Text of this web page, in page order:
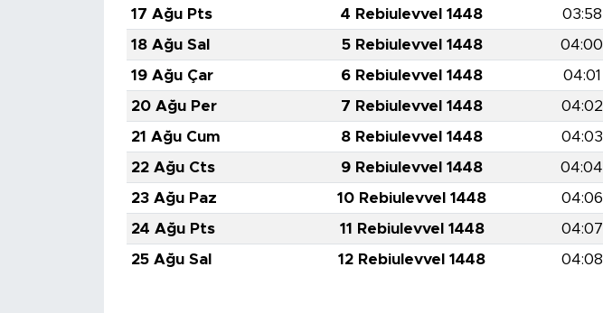
17 Ağu Pts
4 Rebiulevvel 1448 03:58
18 Ağu Sal
5 Rebiulevvel 1448 04:00
19 Ağu Çar
6 Rebiulevvel 1448 04:01
20 Ağu Per
7 Rebiulevvel 1448 04:02
21 Ağu Cum
8 Rebiulevvel 1448 04:03
22 Ağu Cts
9 Rebiulevvel 1448 04:04
23 Ağu Paz
10 Rebiulevvel 1448 04:06
24 Ağu Pts
11 Rebiulevvel 1448 04:07
25 Ağu Sal
12 Rebiulevvel 1448 04:08